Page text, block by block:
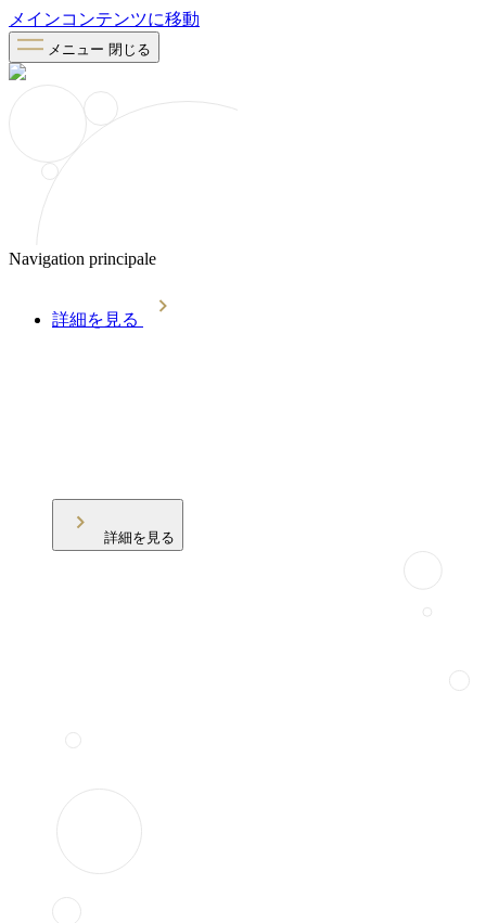
メインコンテンツに移動
メニュー 閉じる
Navigation principale
詳細を見る
詳細を見る